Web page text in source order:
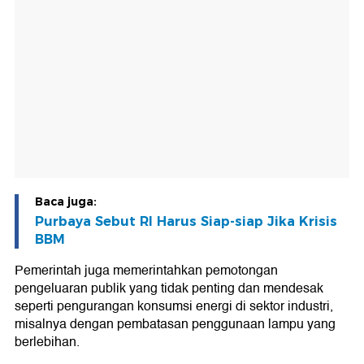
Baca juga:
Purbaya Sebut RI Harus Siap-siap Jika Krisis
BBM
Pemerintah juga memerintahkan pemotongan
pengeluaran publik yang tidak penting dan mendesak
seperti pengurangan konsumsi energi di sektor industri,
misalnya dengan pembatasan penggunaan lampu yang
berlebihan.